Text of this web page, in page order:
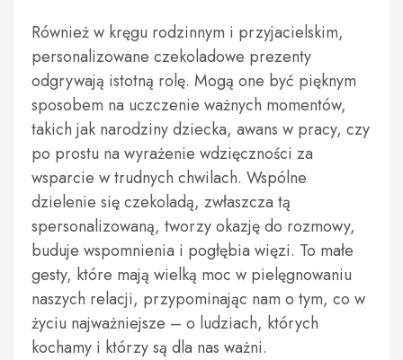
Również w kręgu rodzinnym i przyjacielskim,
personalizowane czekoladowe prezenty
odgrywają istotną rolę. Mogą one być pięknym
sposobem na uczczenie ważnych momentów,
takich jak narodziny dziecka, awans w pracy, czy
po prostu na wyrażenie wdzięczności za
wsparcie w trudnych chwilach. Wspólne
dzielenie się czekoladą, zwłaszcza tą
spersonalizowaną, tworzy okazję do rozmowy,
buduje wspomnienia i pogłębia więzi. To małe
gesty, które mają wielką moc w pielęgnowaniu
naszych relacji, przypominając nam o tym, co w
życiu najważniejsze – o ludziach, których
kochamy i którzy są dla nas ważni.